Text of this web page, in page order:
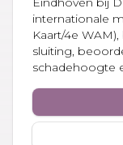
internationale
Kaart/4e
sluiting,
schadehoogte